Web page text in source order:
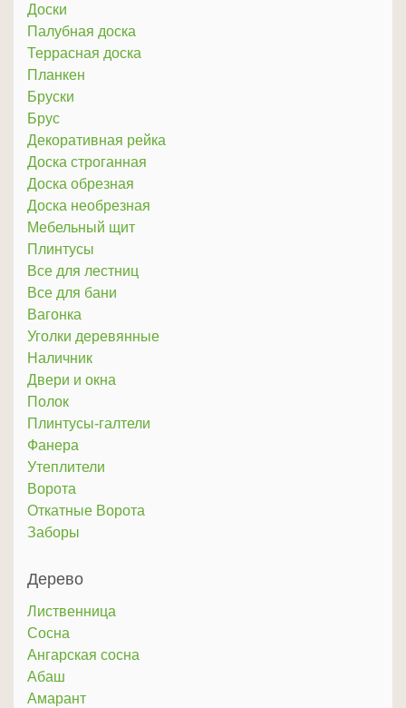
Доски
Палубная доска
Террасная доска
Планкен
Бруски
Брус
Декоративная рейка
Доска строганная
Доска обрезная
Доска необрезная
Мебельный щит
Плинтусы
Все для лестниц
Все для бани
Вагонка
Уголки деревянные
Наличник
Двери и окна
Полок
Плинтусы-галтели
Фанера
Утеплители
Ворота
Откатные Ворота
Заборы
Дерево
Лиственница
Сосна
Ангарская сосна
Абаш
Амарант